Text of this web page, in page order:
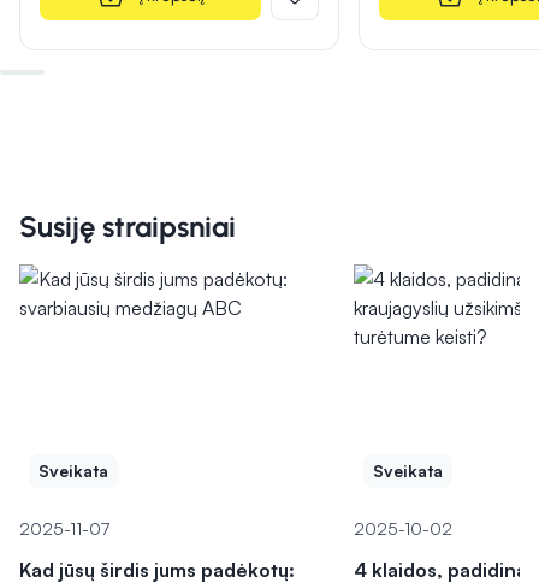
Susiję straipsniai
Sveikata
2025-11-07
Kad jūsų širdis jums padėkotų:
Sveikata
2025-10-02
4 klaidos,